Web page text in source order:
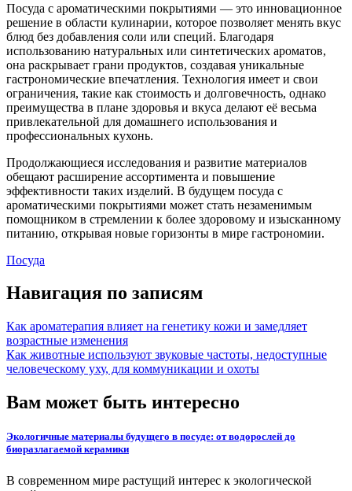
Посуда с ароматическими покрытиями — это инновационное
решение в области кулинарии, которое позволяет менять вкус
блюд без добавления соли или специй. Благодаря
использованию натуральных или синтетических ароматов,
она раскрывает грани продуктов, создавая уникальные
гастрономические впечатления. Технология имеет и свои
ограничения, такие как стоимость и долговечность, однако
преимущества в плане здоровья и вкуса делают её весьма
привлекательной для домашнего использования и
профессиональных кухонь.
Продолжающиеся исследования и развитие материалов
обещают расширение ассортимента и повышение
эффективности таких изделий. В будущем посуда с
ароматическими покрытиями может стать незаменимым
помощником в стремлении к более здоровому и изысканному
питанию, открывая новые горизонты в мире гастрономии.
Посуда
Навигация по записям
Как ароматерапия влияет на генетику кожи и замедляет
возрастные изменения
Как животные используют звуковые частоты, недоступные
человеческому уху, для коммуникации и охоты
Вам может быть интересно
Экологичные материалы будущего в посуде: от водорослей до
биоразлагаемой керамики
В современном мире растущий интерес к экологической